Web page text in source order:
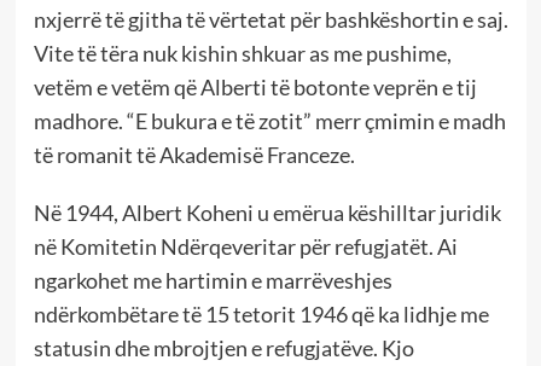
nxjerrë të gjitha të vërtetat për bashkëshortin e saj.
Vite të tëra nuk kishin shkuar as me pushime,
vetëm e vetëm që Alberti të botonte veprën e tij
madhore. “E bukura e të zotit” merr çmimin e madh
të romanit të Akademisë Franceze.
Në 1944, Albert Koheni u emërua këshilltar juridik
në Komitetin Ndërqeveritar për refugjatët. Ai
ngarkohet me hartimin e marrëveshjes
ndërkombëtare të 15 tetorit 1946 që ka lidhje me
statusin dhe mbrojtjen e refugjatëve. Kjo